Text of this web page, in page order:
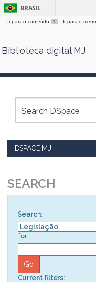
Skip
BRASIL
Ir para o conteúdo 1 Ir para o menu
Biblioteca digital MJ
DSPACE MJ
SEARCH
Search:
for
Current filters: